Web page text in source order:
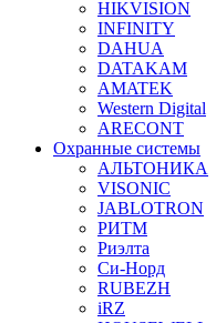
HIKVISION
INFINITY
DAHUA
DATAKAM
AMATEK
Western Digital
ARECONT
Охранные системы
АЛЬТОНИКА
VISONIC
JABLOTRON
РИТМ
Риэлта
Си-Норд
RUBEZH
iRZ